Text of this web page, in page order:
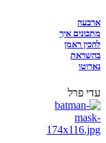
ארבעה
מתכונים איך
להכין ראמן
בהשראת
נארוטו
עדי פרל